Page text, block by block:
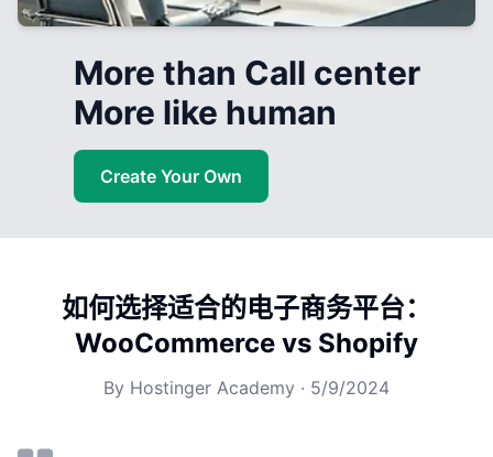
More than Call center
More like human
Create Your Own
如何选择适合的电子商务平台：
WooCommerce vs Shopify
By Hostinger Academy · 5/9/2024